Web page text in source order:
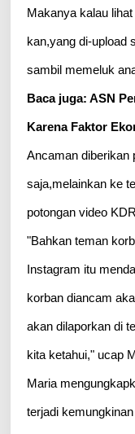
Makanya kalau
kan,yang di-upload
sambil memeluk
Baca juga: ASN
Karena Faktor
Ancaman diberikan
saja,melainkan ke
potongan video
"Bahkan teman
Instagram itu
korban diancam
akan dilaporkan di
kita ketahui," ucap
Maria
terjadi